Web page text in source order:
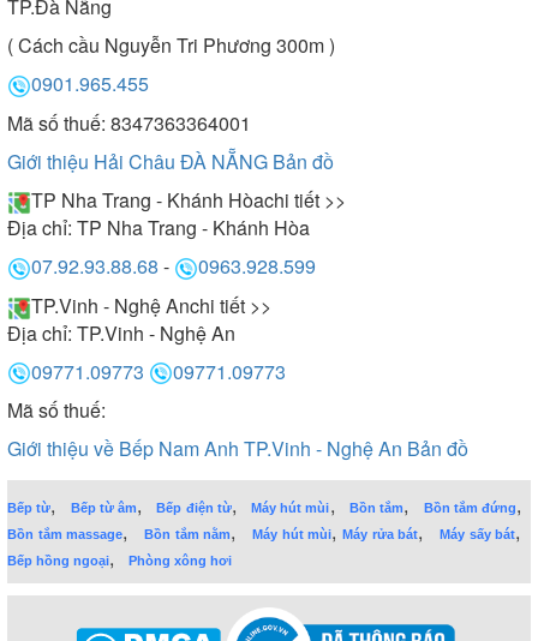
TP.Đà Nẵng
( Cách cầu Nguyễn Tri Phương 300m )
0901.965.455
Mã số thuế: 8347363364001
Giới thiệu Hải Châu ĐÀ NẴNG Bản đồ
TP Nha Trang - Khánh Hòachi tiết >>
Địa chỉ: TP Nha Trang - Khánh Hòa
07.92.93.88.68 -
0963.928.599
TP.Vinh - Nghệ Anchi tiết >>
Địa chỉ: TP.Vinh - Nghệ An
09771.09773
09771.09773
Mã số thuế:
Giới thiệu về Bếp Nam Anh TP.Vinh - Nghệ An Bản đồ
Bếp từ, Bếp từ âm,Bếp điện từ,Máy hút mùi, Bồn tắm, Bồn tắm đứng,
Bồn tắm massage,Bồn tắm nằm,Máy hút mùi,Máy rửa bát,Máy sấy bát,
Bếp hồng ngoại, Phòng xông hơi